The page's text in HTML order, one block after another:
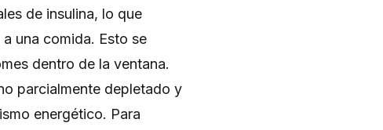
de insulina, lo que
una comida. Esto se
dentro de la ventana.
parcialmente depletado y
energético. Para